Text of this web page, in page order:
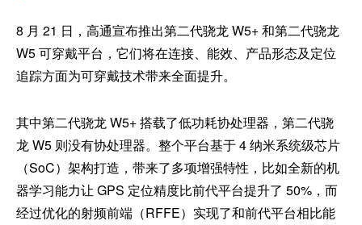
8 月 21 日，高通宣布推出第二代骁龙 W5+ 和第二代骁龙
W5 可穿戴平台，它们将在连接、能效、产品形态及定位
追踪方面为可穿戴技术带来全面提升。
其中第二代骁龙 W5+ 搭载了低功耗协处理器，第二代骁
龙 W5 则没有协处理器。整个平台基于 4 纳米系统级芯片
（SoC）架构打造，带来了多项增强特性，比如全新的机
器学习能力让 GPS 定位精度比前代平台提升了 50%，而
经过优化的射频前端（RFFE）实现了和前代平台相比能